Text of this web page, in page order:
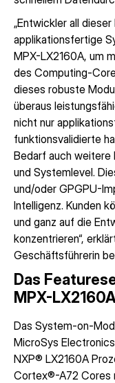
„Entwickler all
applikationsfertige
MPX-LX2160A, um
des Computing-
dieses robuste
überaus
nicht nur
funktionsvalidierte
Bedarf auch weitere
und Systemlevel.
und/oder GPGPU-
Intelligenz. Kunden
und ganz auf die
konzentrieren“,
Geschäftsführerin
Das
MPX-
Das System-on-
MicroSys
NXP® LX2160A
Cortex®-A72 Cores